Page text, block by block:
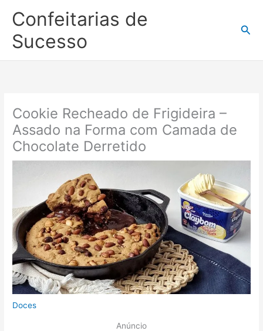
para
conteúdo
Confeitarias de
Sucesso
Cookie Recheado de Frigideira –
Assado na Forma com Camada de
Chocolate Derretido
Doces
Anúncio